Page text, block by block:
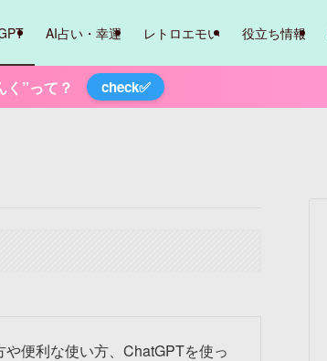
AI占い・幸運 レトロエモい 役立ち情報
く”って？ check✅
便利な使い方、ChatGPTを使っ